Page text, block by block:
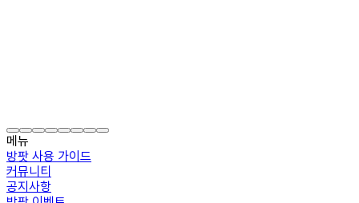
메뉴
방팟 사용 가이드
커뮤니티
공지사항